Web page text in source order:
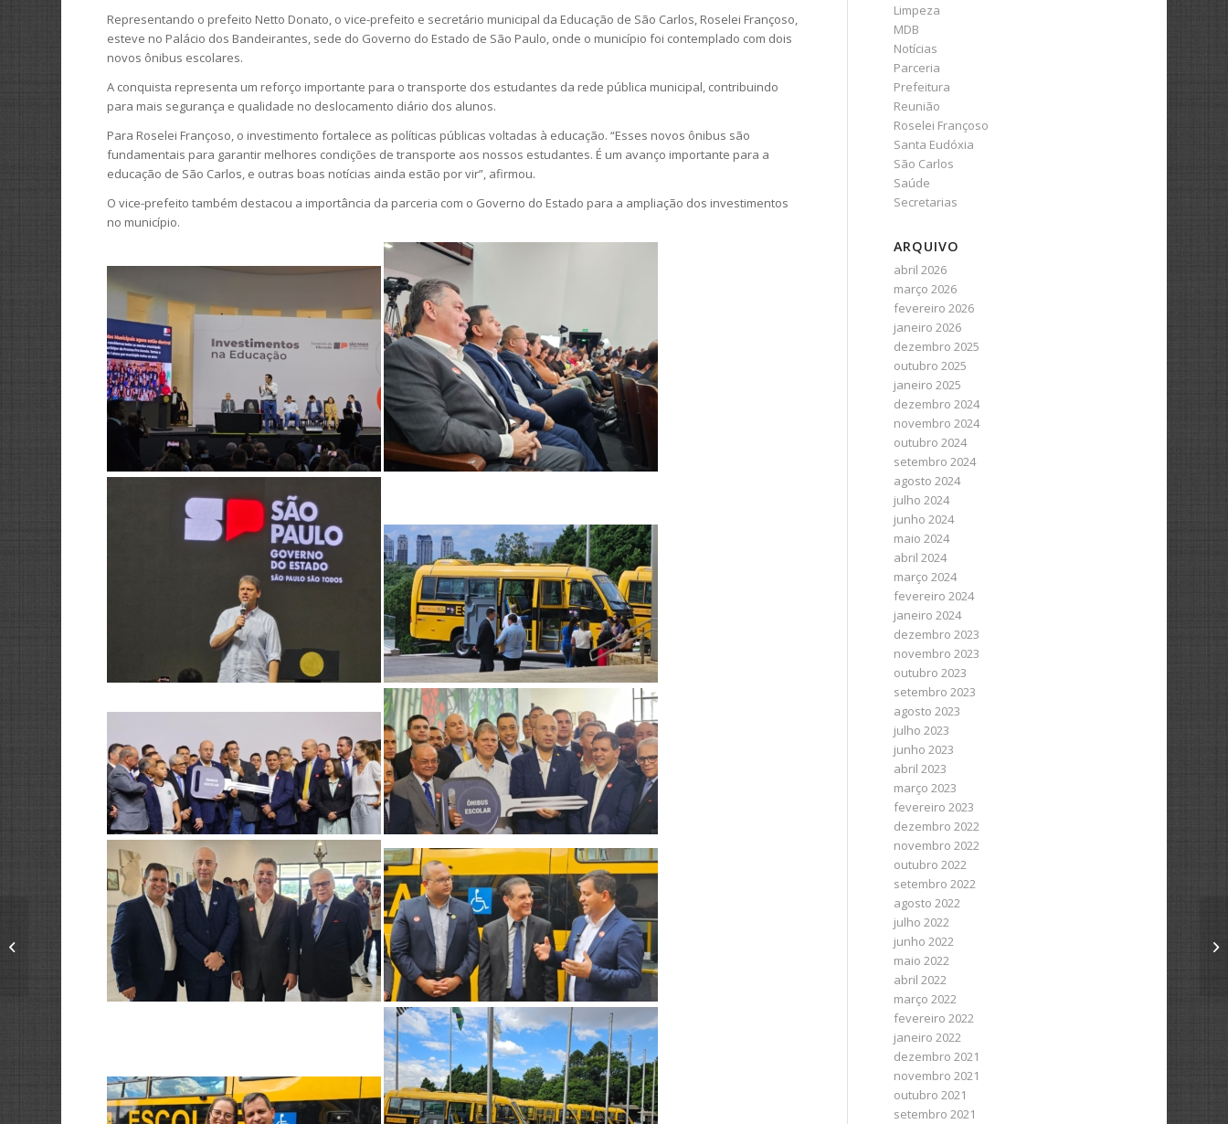
Representando o prefeito Netto Donato, o vice-prefeito e secretário municipal da Educação de São Carlos, Roselei Françoso,
esteve no Palácio dos Bandeirantes, sede do Governo do Estado de São Paulo, onde o município foi contemplado com dois
novos ônibus escolares.
A conquista representa um reforço importante para o transporte dos estudantes da rede pública municipal, contribuindo
para mais segurança e qualidade no deslocamento diário dos alunos.
Para Roselei Françoso, o investimento fortalece as políticas públicas voltadas à educação. “Esses novos ônibus são
fundamentais para garantir melhores condições de transporte aos nossos estudantes. É um avanço importante para a
educação de São Carlos, e outras boas notícias ainda estão por vir”, afirmou.
O vice-prefeito também destacou a importância da parceria com o Governo do Estado para a ampliação dos investimentos
no município.
Limpeza
MDB
Notícias
Parceria
Prefeitura
Reunião
Roselei Françoso
Santa Eudóxia
São Carlos
Saúde
Secretarias
ARQUIVO
abril 2026
março 2026
fevereiro 2026
janeiro 2026
dezembro 2025
outubro 2025
janeiro 2025
dezembro 2024
novembro 2024
outubro 2024
setembro 2024
agosto 2024
julho 2024
junho 2024
maio 2024
abril 2024
março 2024
fevereiro 2024
janeiro 2024
dezembro 2023
novembro 2023
outubro 2023
setembro 2023
agosto 2023
julho 2023
junho 2023
abril 2023
março 2023
fevereiro 2023
dezembro 2022
novembro 2022
outubro 2022
setembro 2022
agosto 2022
julho 2022
junho 2022
maio 2022
abril 2022
março 2022
fevereiro 2022
janeiro 2022
dezembro 2021
novembro 2021
outubro 2021
setembro 2021
Vice-prefeito participa
de reunião sobre
projeto da nova
unidade da FATEC em...